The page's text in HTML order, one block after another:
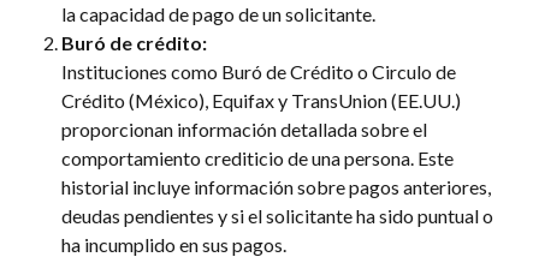
la capacidad de pago de un solicitante.
Buró de crédito:
Instituciones como Buró de Crédito o Circulo de
Crédito (México), Equifax y TransUnion (EE.UU.)
proporcionan información detallada sobre el
comportamiento crediticio de una persona. Este
historial incluye información sobre pagos anteriores,
deudas pendientes y si el solicitante ha sido puntual o
ha incumplido en sus pagos.